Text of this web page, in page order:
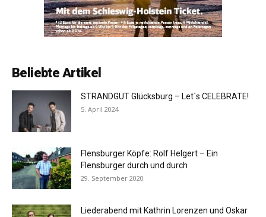
Beliebte Artikel
STRANDGUT Glücksburg – Let`s CELEBRATE!
5. April 2024
Flensburger Köpfe: Rolf Helgert – Ein
Flensburger durch und durch
29. September 2020
Liederabend mit Kathrin Lorenzen und Oskar